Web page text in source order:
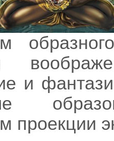
и
проекции